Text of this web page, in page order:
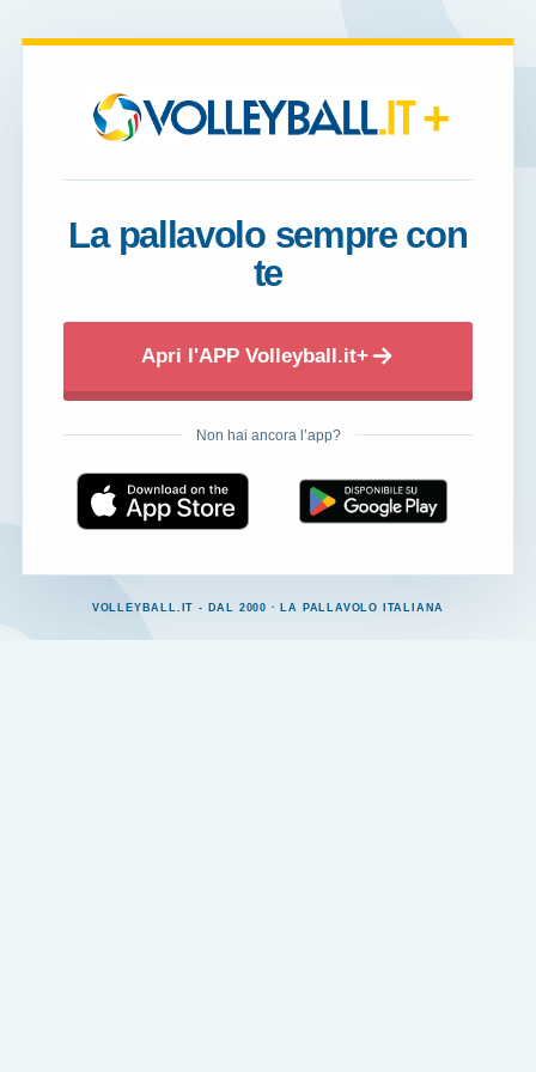
+
La pallavolo sempre con
te
Apri l'APP Volleyball.it+
Non hai ancora l’app?
VOLLEYBALL.IT - DAL 2000 · LA PALLAVOLO ITALIANA